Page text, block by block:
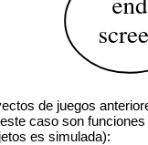
de juegos
caso son
es simulada):